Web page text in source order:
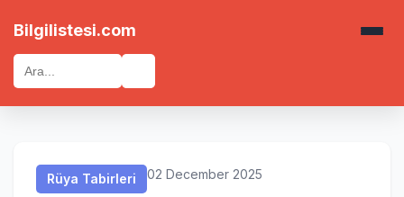
Bilgilistesi.com
Rüya Tabirleri 02 December 2025
Rüya Tabirleri
Rüya Tabirleri
Rüya Tabirleri
Rüya Tabirleri